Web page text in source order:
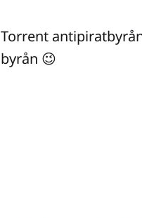
Torrent
byrån 😉